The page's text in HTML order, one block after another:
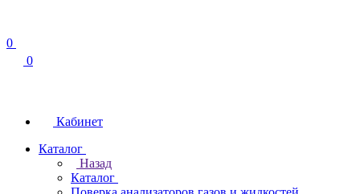
0
0
Кабинет
Каталог
Назад
Каталог